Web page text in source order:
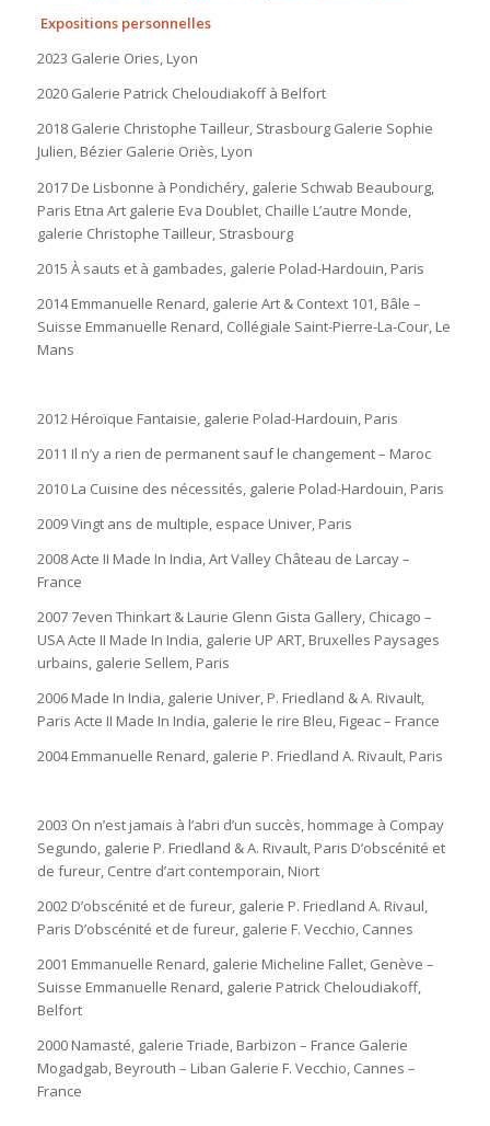
Expositions personnelles
2023 Galerie Ories, Lyon
2020 Galerie Patrick Cheloudiakoff à Belfort
2018 Galerie Christophe Tailleur, Strasbourg Galerie Sophie
Julien, Bézier Galerie Oriès, Lyon
2017 De Lisbonne à Pondichéry, galerie Schwab Beaubourg,
Paris Etna Art galerie Eva Doublet, Chaille L’autre Monde,
galerie Christophe Tailleur, Strasbourg
2015 À sauts et à gambades, galerie Polad-Hardouin, Paris
2014 Emmanuelle Renard, galerie Art & Context 101, Bâle –
Suisse Emmanuelle Renard, Collégiale Saint-Pierre-La-Cour, Le
Mans
2012 Héroïque Fantaisie, galerie Polad-Hardouin, Paris
2011 Il n’y a rien de permanent sauf le changement – Maroc
2010 La Cuisine des nécessités, galerie Polad-Hardouin, Paris
2009 Vingt ans de multiple, espace Univer, Paris
2008 Acte II Made In India, Art Valley Château de Larcay –
France
2007 7even Thinkart & Laurie Glenn Gista Gallery, Chicago –
USA Acte II Made In India, galerie UP ART, Bruxelles Paysages
urbains, galerie Sellem, Paris
2006 Made In India, galerie Univer, P. Friedland & A. Rivault,
Paris Acte II Made In India, galerie le rire Bleu, Figeac – France
2004 Emmanuelle Renard, galerie P. Friedland A. Rivault, Paris
2003 On n’est jamais à l’abri d’un succès, hommage à Compay
Segundo, galerie P. Friedland & A. Rivault, Paris D’obscénité et
de fureur, Centre d’art contemporain, Niort
2002 D’obscénité et de fureur, galerie P. Friedland A. Rivaul,
Paris D’obscénité et de fureur, galerie F. Vecchio, Cannes
2001 Emmanuelle Renard, galerie Micheline Fallet, Genève –
Suisse Emmanuelle Renard, galerie Patrick Cheloudiakoff,
Belfort
2000 Namasté, galerie Triade, Barbizon – France Galerie
Mogadgab, Beyrouth – Liban Galerie F. Vecchio, Cannes –
France